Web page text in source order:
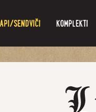
SENDVIČI KOMPLEKTI